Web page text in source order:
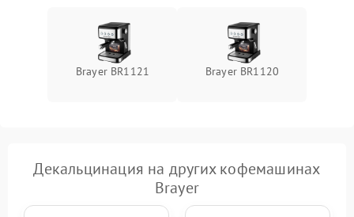
Brayer BR1121 Brayer BR1120
Декальцинация на других кофемашинах
Brayer